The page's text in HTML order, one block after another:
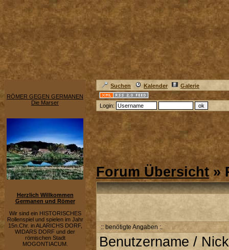
RÖMER GEGEN GERMANEN
Die Marser
Herzlich Willkommen
Germanen und Römer
Wir sind ein HISTORISCHES
Rollenspiel und spielen im Jahr
15n.Chr. in ALARICHS DORF,
WIDARS DORF und der
römischen Stadt
MOGONTIACUM.
Suchen Kalender Galerie
Login:
Forum Übersicht»
:: benötigte Angaben :.
Benutzername / Nick